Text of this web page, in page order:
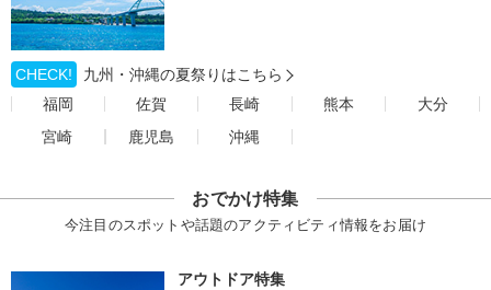
CHECK!
九州・沖縄の夏祭りはこちら
福岡
佐賀 長崎 熊本
大分
宮崎
鹿児島 沖縄
おでかけ特集
今注目のスポットや話題のアクティビティ情報をお届け
アウトドア特集